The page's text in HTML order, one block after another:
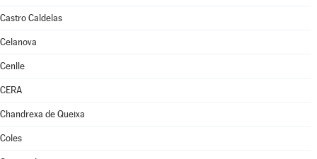
Castro Caldelas
Celanova
Cenlle
CERA
Chandrexa de Queixa
Coles